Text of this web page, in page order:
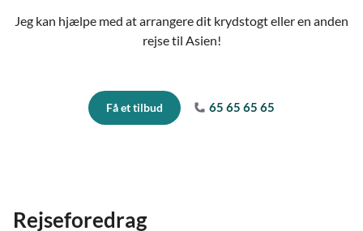
Jeg kan hjælpe med at arrangere dit krydstogt eller en anden
rejse til Asien!
Få et tilbud 65 65 65 65
Rejseforedrag